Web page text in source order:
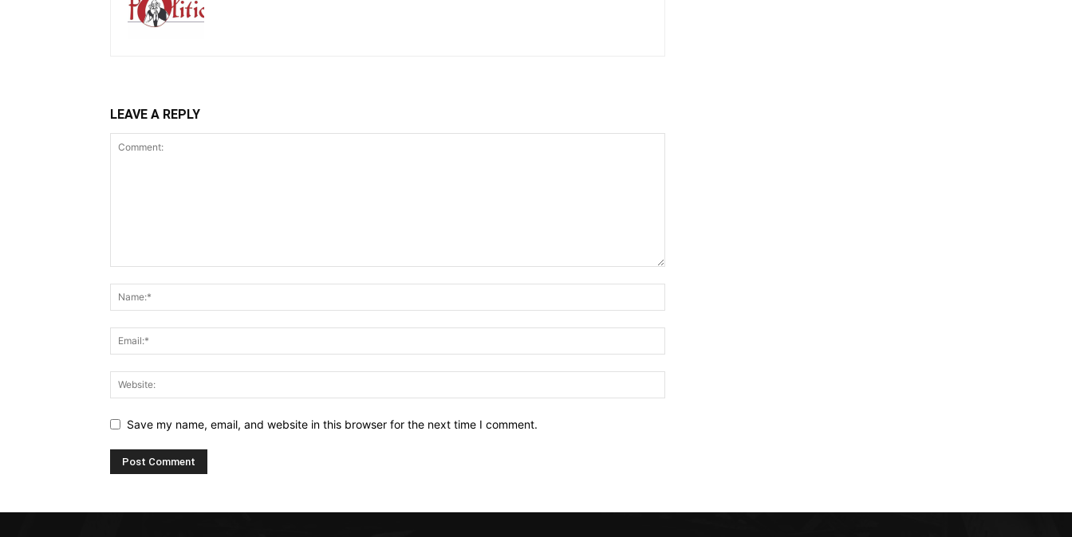
LEAVE A REPLY
Save my name, email, and website in this browser for the next time I comment.